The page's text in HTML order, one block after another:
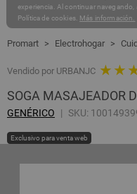
experiencia. Al continuar navegando,
Política de cookies. Más información.
Electrohogar
Vendido por URBANJC ★ ★
SOGA MASAJEADOR
GENÉRICO SKU:
Exclusivo para venta web